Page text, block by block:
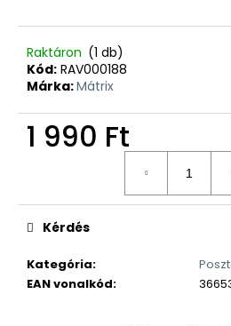
Raktáron (1 db)
Kód: RAV000188
Márka:Mátrix
1 990 Ft
Kategória:
EAN vonalkód:
Kérdés